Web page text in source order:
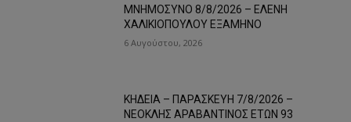
ΜΝΗΜΟΣΥΝΟ 8/8/2026 – ΕΛΕΝΗ
ΧΑΛΙΚΙΟΠΟΥΛΟΥ ΕΞΑΜΗΝΟ
6 Αυγούστου, 2026
ΚΗΔΕΙΑ – ΠΑΡΑΣΚΕΥΗ 7/8/2026 –
ΝΕΟΚΛΗΣ ΑΡΑΒΑΝΤΙΝΟΣ ΕΤΩΝ 93